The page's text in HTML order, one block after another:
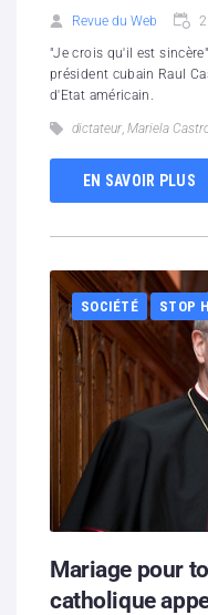
Revue du Web
"Je crois qu'il est
président cubain Raul
d'Etat américain.
dictateur, Mariela
EN SAVOIR PLUS
SOCIÉTÉ STOP
Mariage pour
catholique